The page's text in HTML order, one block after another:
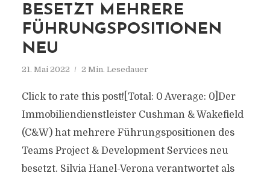
BESETZT MEHRERE
FÜHRUNGSPOSITIONEN
NEU
21. Mai 2022 2 Min. Lesedauer
Click to rate this post![Total: 0 Average: 0]Der
Immobiliendienstleister Cushman & Wakefield
(C&W) hat mehrere Führungspositionen des
Teams Project & Development Services neu
besetzt. Silvia Hanel-Verona verantwortet als